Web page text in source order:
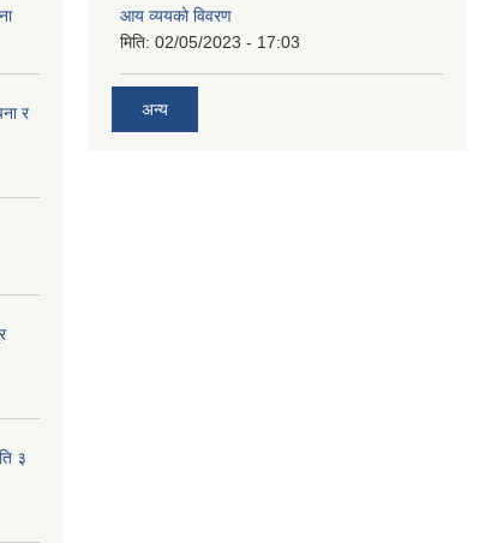
र
३
आय व्ययको विवरण
मिति: 02/05/2023 - 17:03
अन्य